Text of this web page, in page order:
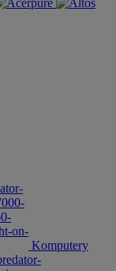
Komputery